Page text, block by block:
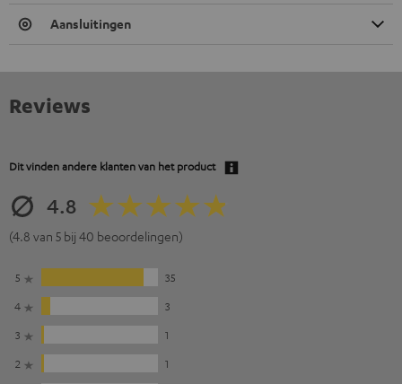
Aansluitingen
Reviews
Dit vinden andere klanten van het product
4.8
(4.8 van 5 bij 40 beoordelingen)
5
35
4
3
3
1
2
1